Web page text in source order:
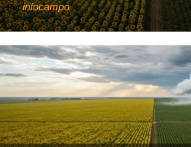
Porinfocampo